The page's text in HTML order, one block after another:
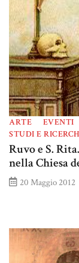
ARTE EVENTI
STUDI E
Ruvo e S.
nella Chiesa
20 Maggio 2012